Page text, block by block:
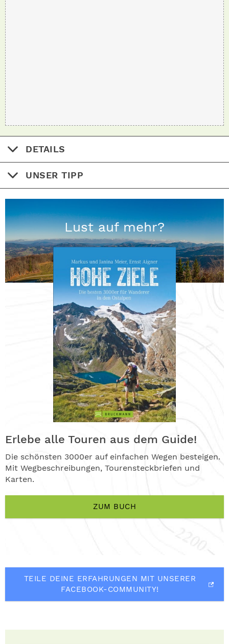
DETAILS
UNSER TIPP
Lust auf mehr?
Erlebe alle Touren aus dem Guide!
Die schönsten 3000er auf einfachen Wegen besteigen.
Mit Wegbeschreibungen, Tourensteckbriefen und
Karten.
ZUM BUCH
TEILE DEINE ERFAHRUNGEN MIT UNSERER
FACEBOOK-COMMUNITY!